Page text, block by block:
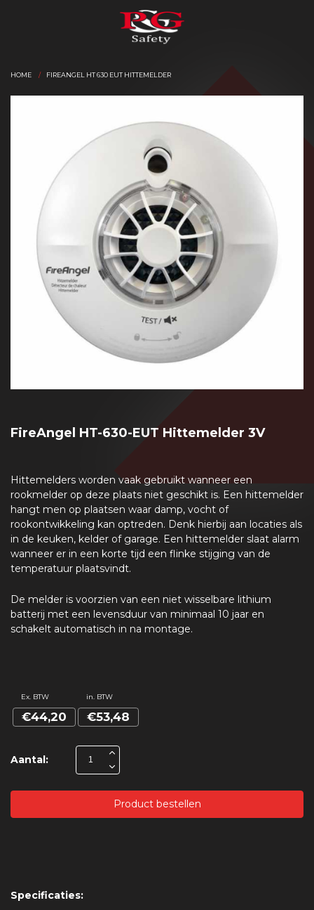
HOME FIREANGEL HT 630 EUT HITTEMELDER
FireAngel HT-630-EUT Hittemelder 3V
Hittemelders worden vaak gebruikt wanneer een
rookmelder op deze plaats niet geschikt is. Een hittemelder
hangt men op plaatsen waar damp, vocht of
rookontwikkeling kan optreden. Denk hierbij aan locaties als
in de keuken, kelder of garage. Een hittemelder slaat alarm
wanneer er in een korte tijd een flinke stijging van de
temperatuur plaatsvindt.
De melder is voorzien van een niet wisselbare lithium
batterij met een levensduur van minimaal 10 jaar en
schakelt automatisch in na montage.
Aantal:
Ex. BTW in. BTW
€44,20 €53,48
Product bestellen
Specificaties: